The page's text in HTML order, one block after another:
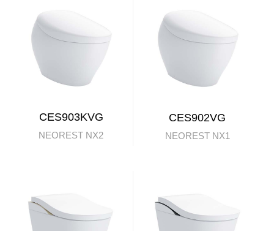
CES903KVG
NEOREST NX2
CES902VG
NEOREST NX1